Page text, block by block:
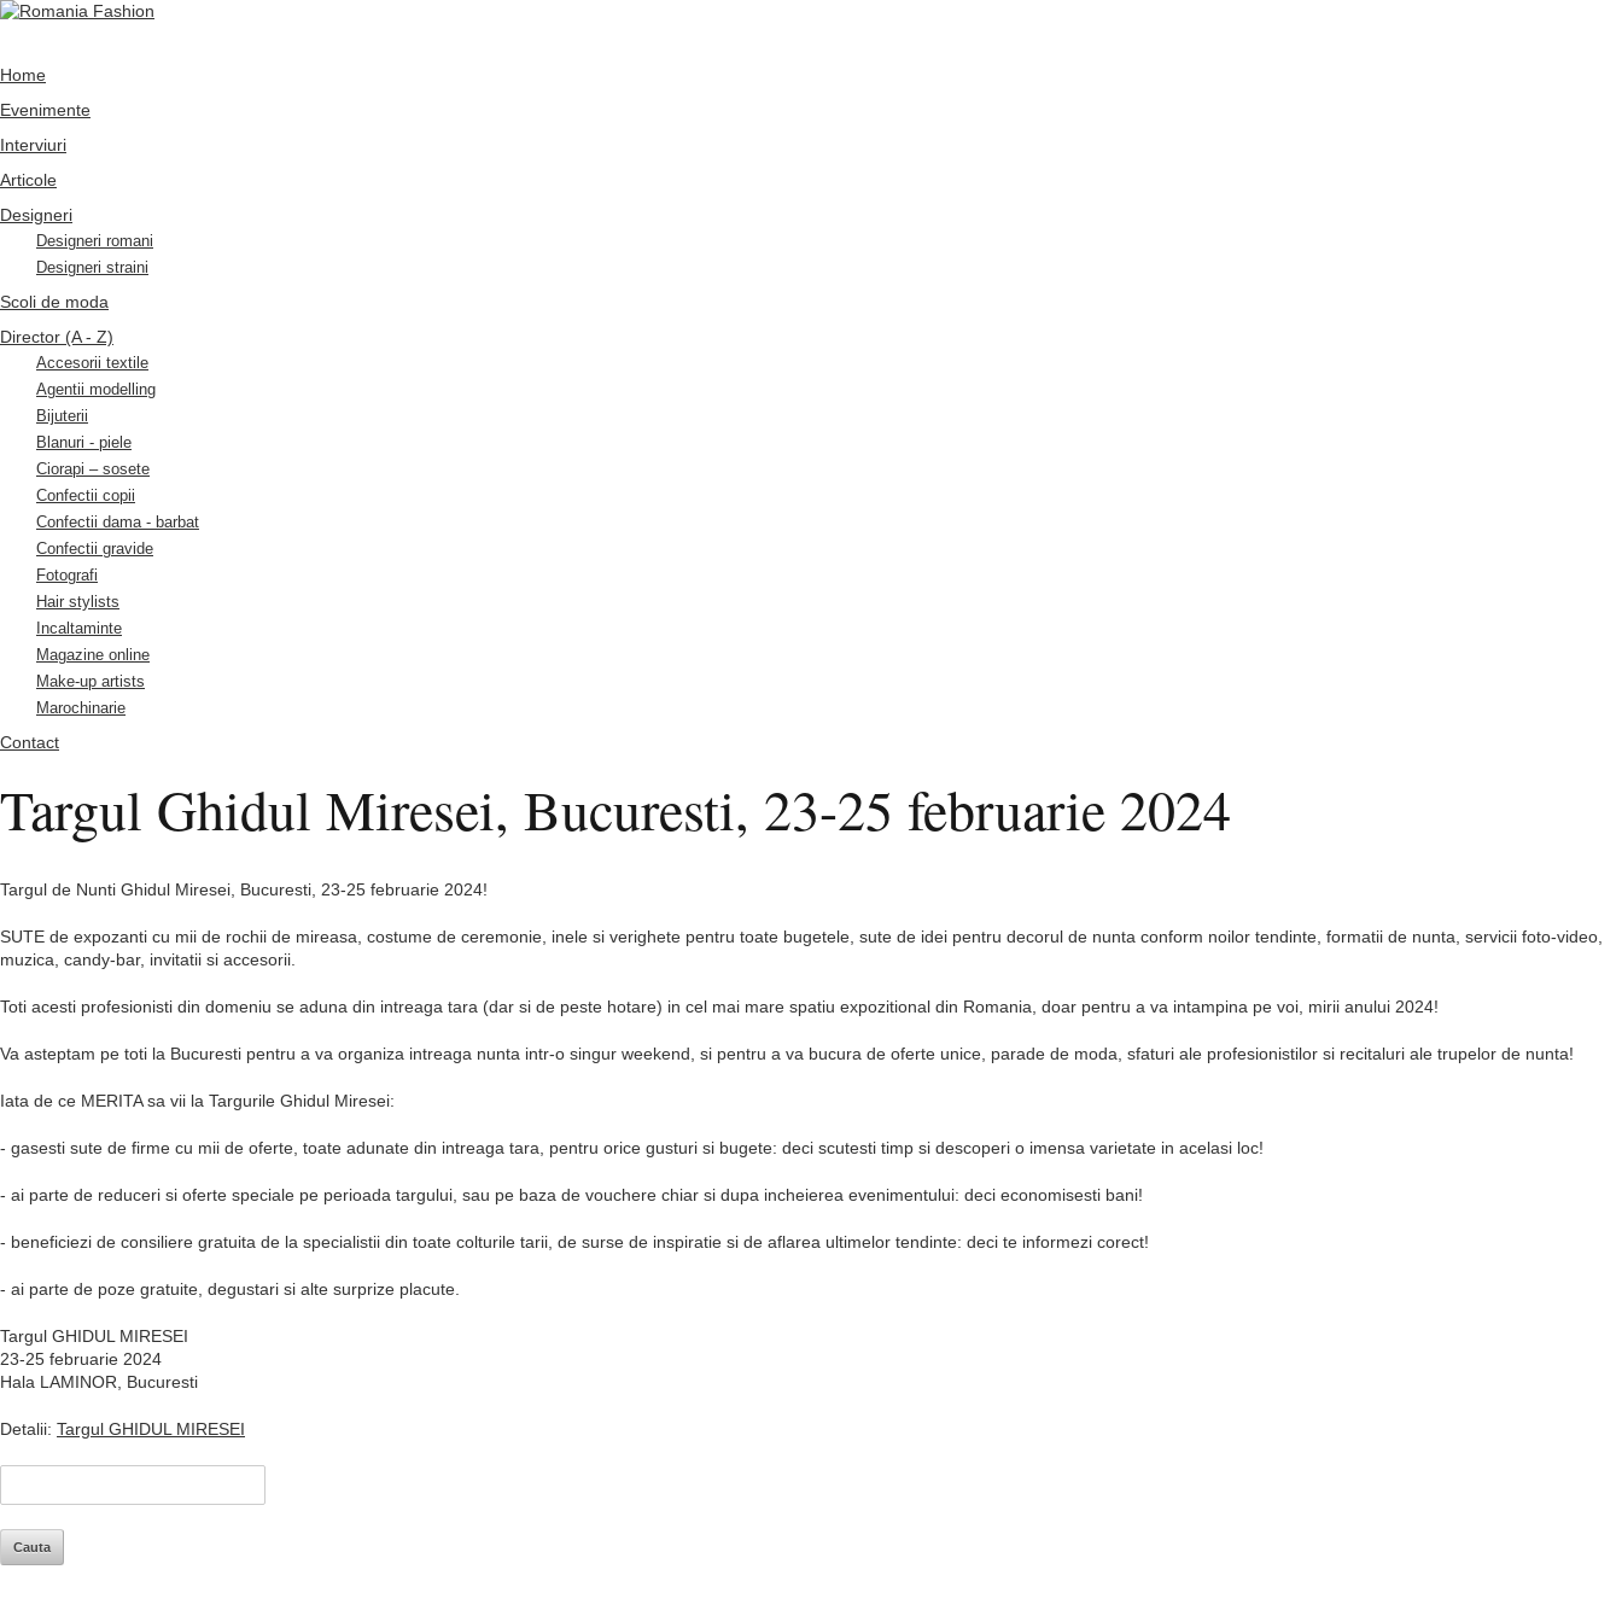
Home
Evenimente
Interviuri
Articole
Designeri
Designeri romani
Designeri straini
Scoli de moda
Director (A - Z)
Accesorii textile
Agentii modelling
Bijuterii
Blanuri - piele
Ciorapi – sosete
Confectii copii
Confectii dama - barbat
Confectii gravide
Fotografi
Hair stylists
Incaltaminte
Magazine online
Make-up artists
Marochinarie
Contact
Targul Ghidul Miresei, Bucuresti, 23-25 februarie 2024
Targul de Nunti Ghidul Miresei, Bucuresti, 23-25 februarie 2024!
SUTE de expozanti cu mii de rochii de mireasa, costume de ceremonie, inele si verighete pentru toate bugetele, sute de idei pentru decorul de nunta conform noilor tendinte, formatii de nunta, servicii foto-video,
muzica, candy-bar, invitatii si accesorii.
Toti acesti profesionisti din domeniu se aduna din intreaga tara (dar si de peste hotare) in cel mai mare spatiu expozitional din Romania, doar pentru a va intampina pe voi, mirii anului 2024!
Va asteptam pe toti la Bucuresti pentru a va organiza intreaga nunta intr-o singur weekend, si pentru a va bucura de oferte unice, parade de moda, sfaturi ale profesionistilor si recitaluri ale trupelor de nunta!
Iata de ce MERITA sa vii la Targurile Ghidul Miresei:
- gasesti sute de firme cu mii de oferte, toate adunate din intreaga tara, pentru orice gusturi si bugete: deci scutesti timp si descoperi o imensa varietate in acelasi loc!
- ai parte de reduceri si oferte speciale pe perioada targului, sau pe baza de vouchere chiar si dupa incheierea evenimentului: deci economisesti bani!
- beneficiezi de consiliere gratuita de la specialistii din toate colturile tarii, de surse de inspiratie si de aflarea ultimelor tendinte: deci te informezi corect!
- ai parte de poze gratuite, degustari si alte surprize placute.
Targul GHIDUL MIRESEI
23-25 februarie 2024
Hala LAMINOR, Bucuresti
Detalii: Targul GHIDUL MIRESEI